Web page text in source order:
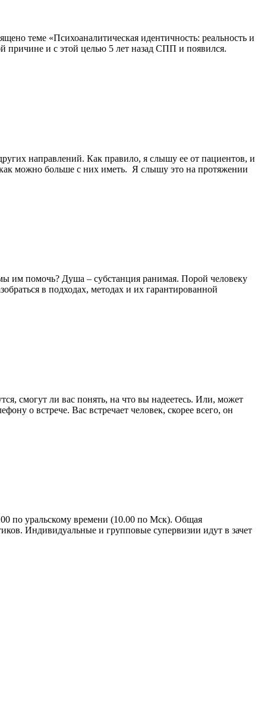
теме «Психоаналитическая идентичность: реальность и
причине и с этой целью 5 лет назад СПП и появился.
направлений. Как правило, я слышу ее от пациентов, и
можно больше с них иметь. Я слышу это на протяжении
им помочь? Душа – субстанция ранимая. Порой человеку
в подходах, методах и их гарантированной
смогут ли вас понять, на что вы надеетесь. Или, может
о встрече. Вас встречает человек, скорее всего, он
по уральскому времени (10.00 по Мск). Общая
Индивидуальные и групповые супервизии идут в зачет